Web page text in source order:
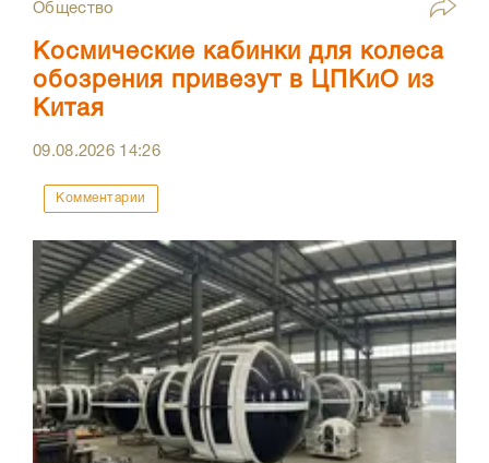
Общество
Космические кабинки для колеса
обозрения привезут в ЦПКиО из
Китая
09.08.2026 14:26
Комментарии